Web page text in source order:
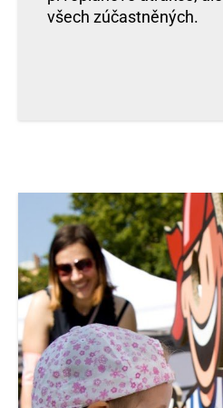
všech zúčastněných.